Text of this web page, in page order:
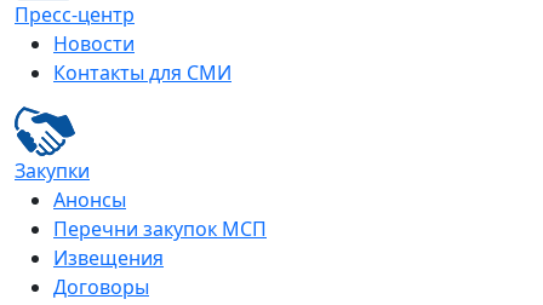
Пресс-центр
Новости
Контакты для СМИ
Закупки
Анонсы
Перечни закупок МСП
Извещения
Договоры